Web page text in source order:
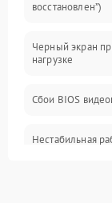
Электропитание
ПО
Электронные
восстановлен”)
Черный экран
нагрузке
Сбои BIOS
Нестабильная